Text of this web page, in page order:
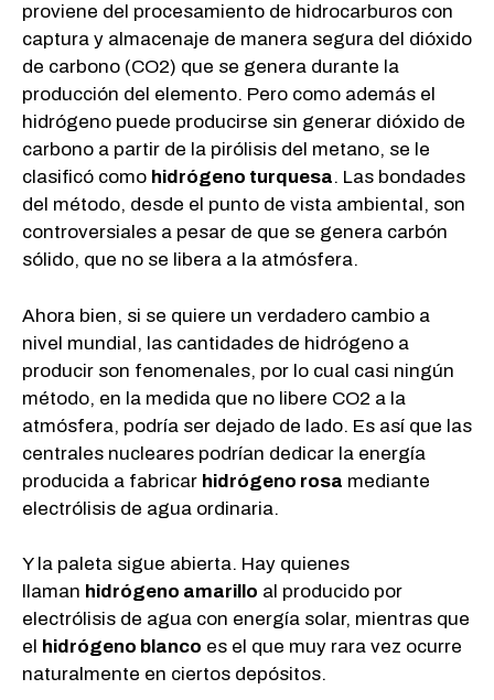
proviene del procesamiento de hidrocarburos con
captura y almacenaje de manera segura del dióxido
de carbono (CO2) que se genera durante la
producción del elemento. Pero como además el
hidrógeno puede producirse sin generar dióxido de
carbono a partir de la pirólisis del metano, se le
clasificó como hidrógeno turquesa. Las bondades
del método, desde el punto de vista ambiental, son
controversiales a pesar de que se genera carbón
sólido, que no se libera a la atmósfera.
Ahora bien, si se quiere un verdadero cambio a
nivel mundial, las cantidades de hidrógeno a
producir son fenomenales, por lo cual casi ningún
método, en la medida que no libere CO2 a la
atmósfera, podría ser dejado de lado. Es así que las
centrales nucleares podrían dedicar la energía
producida a fabricar hidrógeno rosa mediante
electrólisis de agua ordinaria.
Y la paleta sigue abierta. Hay quienes
llaman hidrógeno amarillo al producido por
electrólisis de agua con energía solar, mientras que
el hidrógeno blanco es el que muy rara vez ocurre
naturalmente en ciertos depósitos.